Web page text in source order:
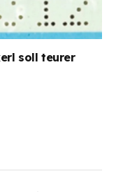
soll teurer